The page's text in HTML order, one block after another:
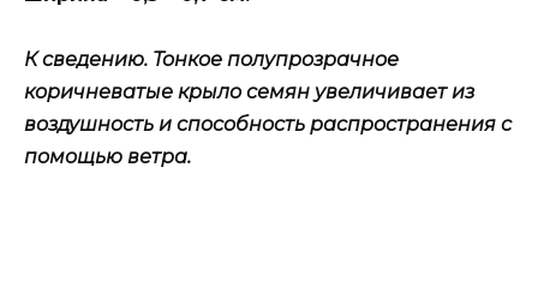
К сведению. Тонкое полупрозрачное
коричневатые крыло семян увеличивает из
воздушность и способность распространения с
помощью ветра.